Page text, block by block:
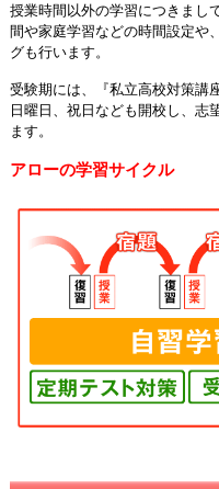
授業時間以外の学習につきまし
間や家庭学習などの時間設定や
グも行います。
受験期には、『私立高校対策講
日曜日、祝日なども開校し、志
ます。
アローの学習サイクル